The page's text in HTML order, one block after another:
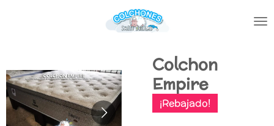
Colchon
Empire
¡Rebajado!